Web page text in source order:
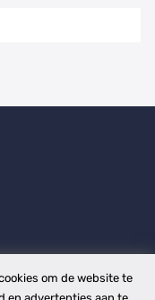
om de website te